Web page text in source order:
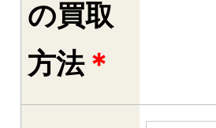
の買取
方法＊